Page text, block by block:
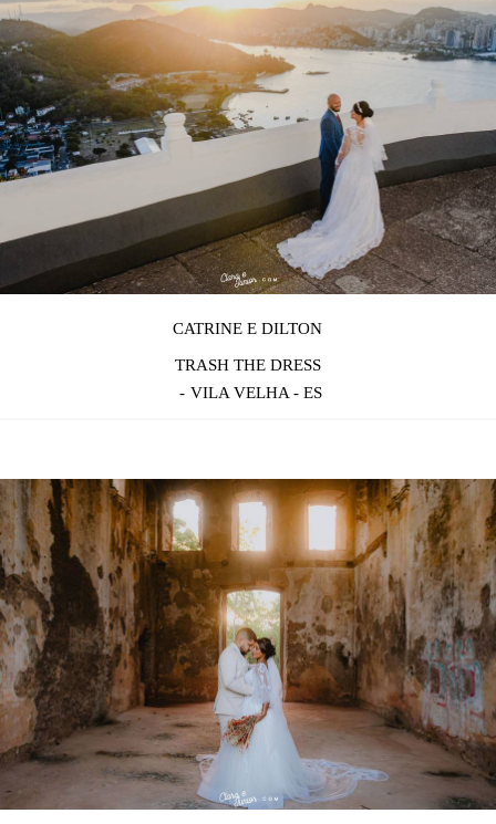
CATRINE E DILTON
TRASH THE DRESS
VILA VELHA - ES